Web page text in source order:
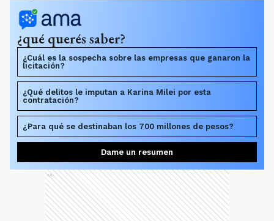
¿qué querés saber?
¿Cuál es la sospecha sobre las empresas que ganaron la
licitación?
¿Qué delitos le imputan a Karina Milei por esta
contratación?
¿Para qué se destinaban los 700 millones de pesos?
Dame un resumen
Ads